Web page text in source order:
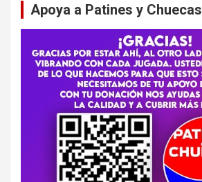
Apoya a Patines y Chuecas